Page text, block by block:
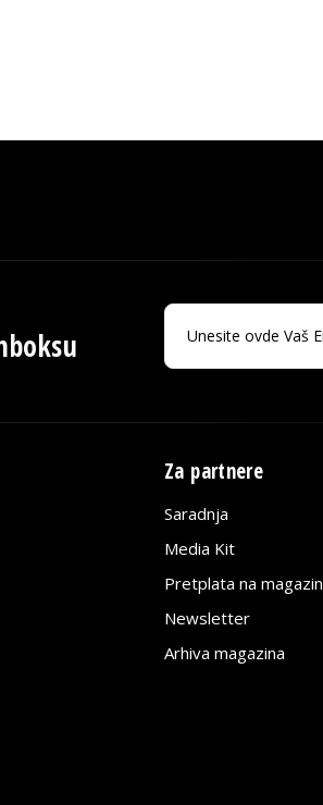
Za partnere
Saradnja
Media Kit
Pretplata na magazin
Newsletter
Arhiva magazina